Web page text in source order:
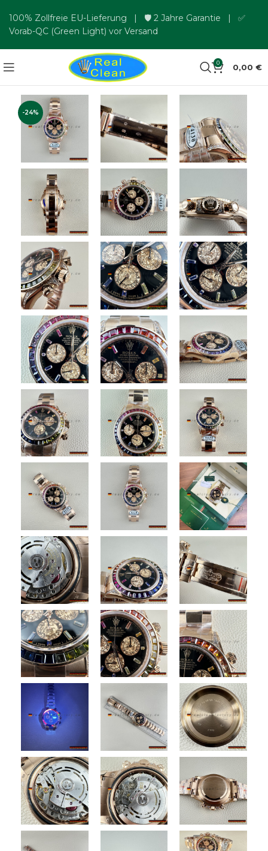
0 0,00 €
-24%
100% Zollfreie EU-Lieferung | 🛡️ 2 Jahre Garantie | ✅
Vorab-QC (Green Light) vor Versand